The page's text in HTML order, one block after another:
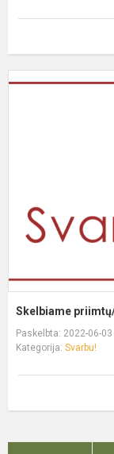
Skelbiame
Paskelbta: 2022-06-03
Kategorija: Svarbu!